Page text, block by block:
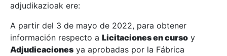
Erakutsi/Ezkutatu
Erakutsi/Ezkutatu
adjudikazioak ere:
A partir del 3 de mayo de 2022, para obtener
información respecto a Licitaciones en curso y
Adjudicaciones ya aprobadas por la Fábrica